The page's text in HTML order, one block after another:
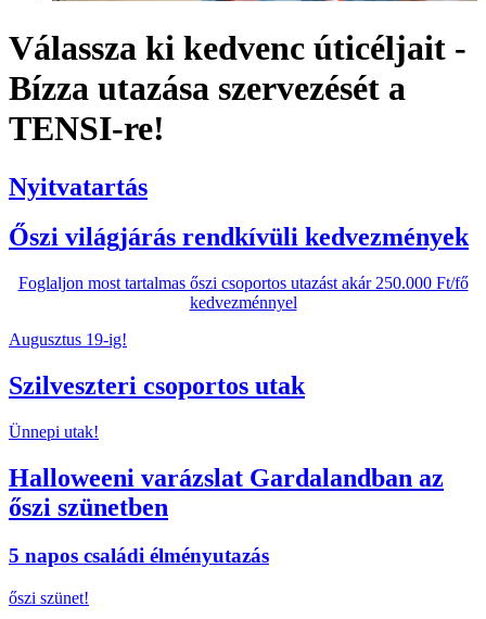
Válassza ki kedvenc úticéljait -
Bízza utazása szervezését a
TENSI-re!
Nyitvatartás
Őszi világjárás rendkívüli kedvezmények
Foglaljon most tartalmas őszi csoportos utazást akár 250.000 Ft/fő
kedvezménnyel
Augusztus 19-ig!
Szilveszteri csoportos utak
Ünnepi utak!
Halloweeni varázslat Gardalandban az
őszi szünetben
5 napos családi élményutazás
őszi szünet!